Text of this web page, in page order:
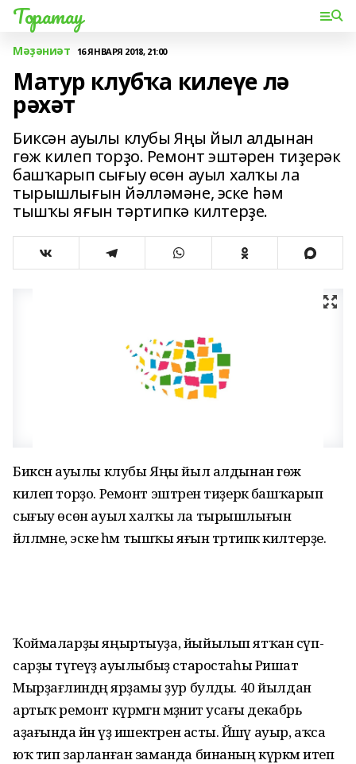
Торатау
Мәҙәниәт 16 ЯНВАРЯ 2018, 21:00
Матур клубҡа килеүе лә
рәхәт
Биксән ауылы клубы Яңы йыл алдынан
гөж килеп торҙо. Ремонт эштәрен тиҙерәк
башҡарып сығыу өсөн ауыл халҡы ла
тырышлығын йәлләмәне, эске һәм
тышҡы яғын тәртипкә килтерҙе.
Биксән ауылы клубы Яңы йыл алдынан гөж
килеп торҙо. Ремонт эштәрен тиҙерәк башҡарып
сығыу өсөн ауыл халҡы ла тырышлығын
йәлләмәне, эске һәм тышҡы яғын тәртипкә килтерҙе.
Ҡоймаларҙы яңыртыуҙа, йыйылып ятҡан сүп-
сарҙы түгеүҙә ауылыбыҙ старостаһы Ришат
Мырҙағәлиндәң ярҙамы ҙур булды. 40 йылдан
артыҡ ремонт күрмәгән мәҙәниәт усағы декабрь
аҙағында йәнә үҙ ишектәрен асты. Йәшәү ауыр, аҡса
юҡ тип зарланған заманда бинаның күркәм итеп